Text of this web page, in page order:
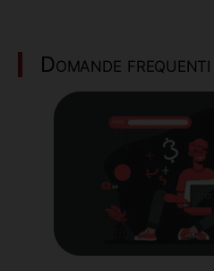
Domande frequenti